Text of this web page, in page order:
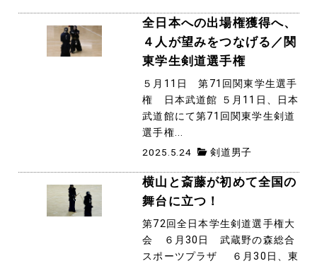
全日本への出場権獲得へ、
４人が望みをつなげる／関
東学生剣道選手権
５月11日 第71回関東学生選手
権 日本武道館 ５月11日、日本
武道館にて第71回関東学生剣道
選手権...
2025.5.24 剣道男子
横山と斎藤が初めて全国の
舞台に立つ！
第72回全日本学生剣道選手権大
会 ６月30日 武蔵野の森総合
スポーツプラザ ６月30日、東